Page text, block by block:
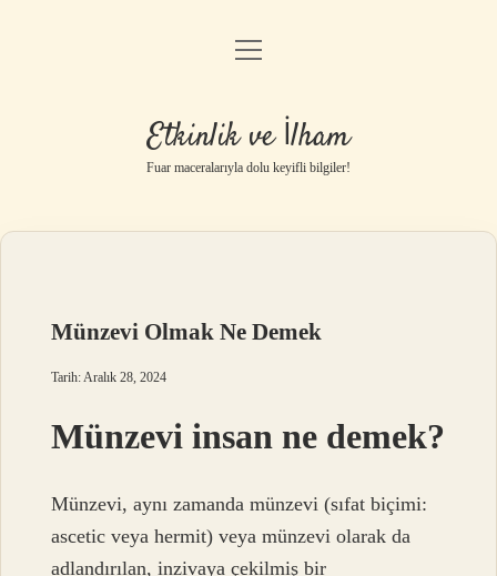
Anasayfa
Gizlilik Politikası
Yasal Uyarı
menüyü
Etkinlik ve İlham
Fuar maceralarıyla dolu keyifli bilgiler!
Münzevi Olmak Ne Demek
Tarih: Aralık 28, 2024
Münzevi insan ne demek?
Münzevi, aynı zamanda münzevi (sıfat biçimi:
ascetic veya hermit) veya münzevi olarak da
adlandırılan, inzivaya çekilmiş bir